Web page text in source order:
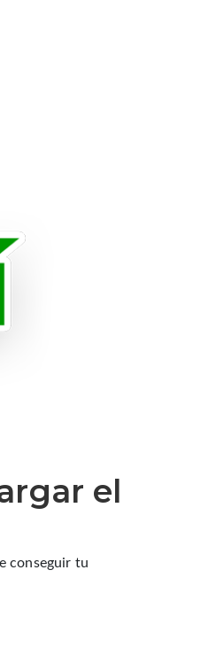
el
conseguir tu